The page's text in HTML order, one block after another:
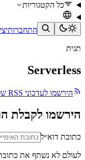
כל הקטגוריות
התחברות
תגית
Serverless
הירשמו לעדכוני RSS של Serverless
הירשמו לקבלת
כתובת דוא״ל
לעולם לא נשתף את